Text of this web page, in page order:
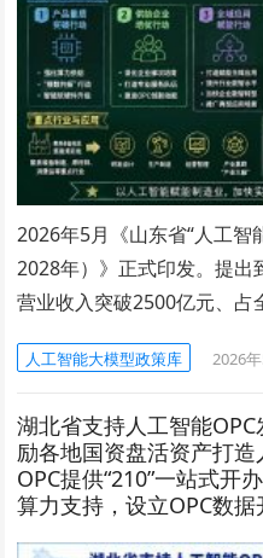
2026年5月《山东省“人工
2028年）》正式印发。提
营业收入突破2500亿元、
人工智能大模型政策库 2026
湖北省支持人工智能
励各地国资盘活资产打
OPC提供“210”一站式开
算力支持，设立OPC数据